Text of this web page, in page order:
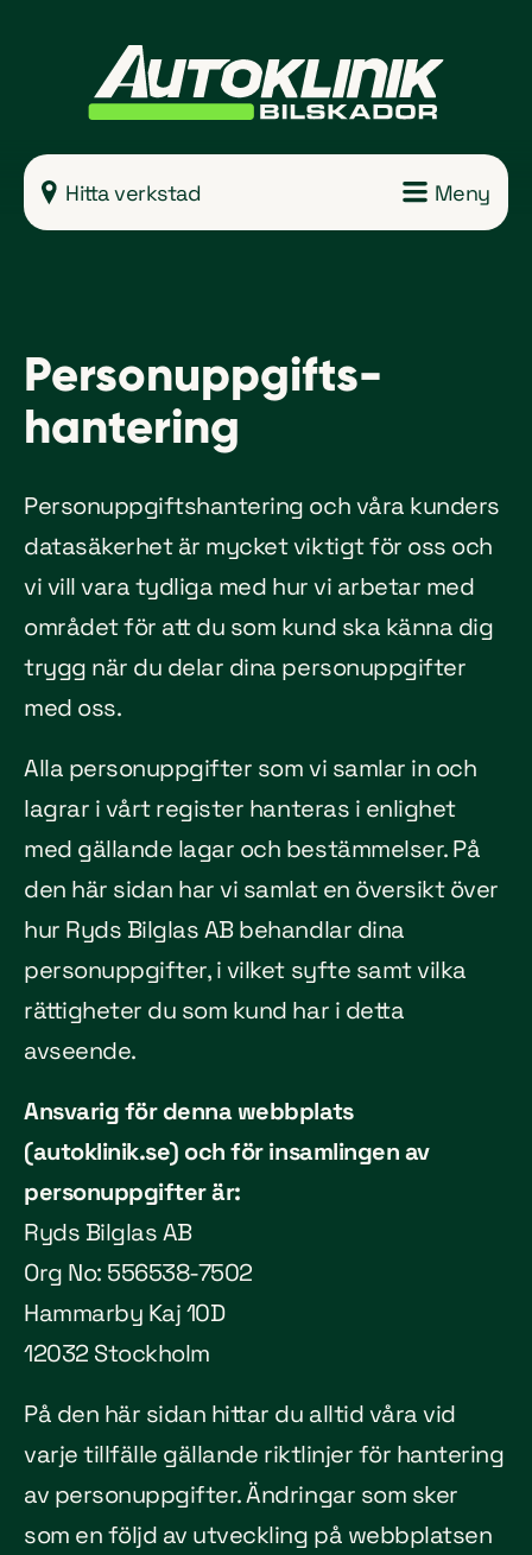
Hitta verkstad Meny
Personuppgifts­
hantering
Personuppgiftshantering och våra kunders
datasäkerhet är mycket viktigt för oss och
vi vill vara tydliga med hur vi arbetar med
området för att du som kund ska känna dig
trygg när du delar dina personuppgifter
med oss.
Alla personuppgifter som vi samlar in och
lagrar i vårt register hanteras i enlighet
med gällande lagar och bestämmelser. På
den här sidan har vi samlat en översikt över
hur Ryds Bilglas AB behandlar dina
personuppgifter, i vilket syfte samt vilka
rättigheter du som kund har i detta
avseende.
Ansvarig för denna webbplats
(autoklinik.se) och för insamlingen av
personuppgifter är:
Ryds Bilglas AB
Org No: 556538-7502
Hammarby Kaj 10D
12032 Stockholm
På den här sidan hittar du alltid våra vid
varje tillfälle gällande riktlinjer för hantering
av personuppgifter. Ändringar som sker
som en följd av utveckling på webbplatsen